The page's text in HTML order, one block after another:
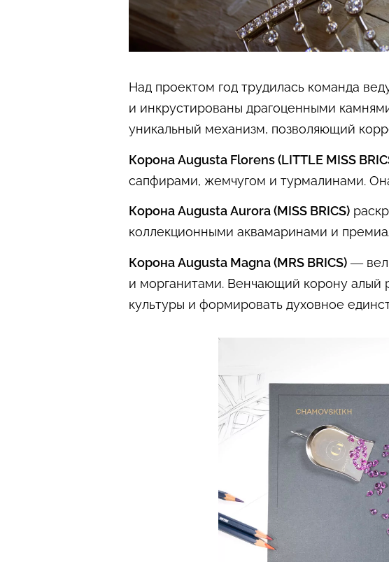
Над проектом год трудилась команда
и инкрустированы драгоценными
уникальный механизм, позволяющий
Корона Augusta Florens (LITTLE MISS
сапфирами, жемчугом и турмалинами.
Корона Augusta Aurora (MISS BRICS)
коллекционными аквамаринами и
Корона Augusta Magna (MRS BRICS)—
и морганитами. Венчающий корону алый
культуры и формировать духовное